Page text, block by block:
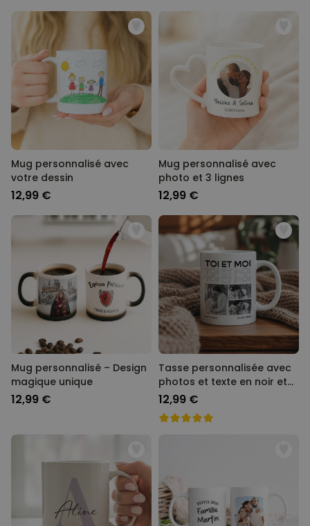
Mug personnalisé avec
votre dessin
12,99 €
Mug personnalisé avec
photo et 3 lignes
12,99 €
Mug personnalisé – Design
magique unique
12,99 €
Tasse personnalisée avec
photos et texte en noir et
blanc
12,99 €